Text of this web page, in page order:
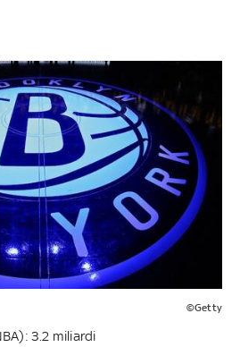
©Getty
3.2 miliardi